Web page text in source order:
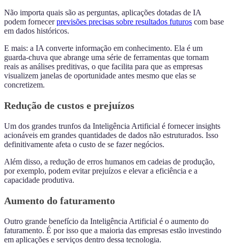
Não importa quais são as perguntas, aplicações dotadas de IA
podem fornecerprevisões precisas sobre resultados futuros com base
em dados históricos.
E mais: a IA converte informação em conhecimento. Ela é um
guarda-chuva que abrange uma série de ferramentas que tornam
reais as análises preditivas, o que facilita para que as empresas
visualizem janelas de oportunidade antes mesmo que elas se
concretizem.
Redução de custos e prejuízos
Um dos grandes trunfos da Inteligência Artificial ​​é fornecer insights
acionáveis ​​em grandes quantidades de dados não estruturados. Isso
definitivamente afeta o custo de se fazer negócios.
Além disso, a redução de erros humanos em cadeias de produção,
por exemplo, podem evitar prejuízos e elevar a eficiência e a
capacidade produtiva.
Aumento do faturamento
Outro grande benefício da Inteligência Artificial é o aumento do
faturamento. É por isso que a maioria das empresas estão investindo
em aplicações e serviços dentro dessa tecnologia.